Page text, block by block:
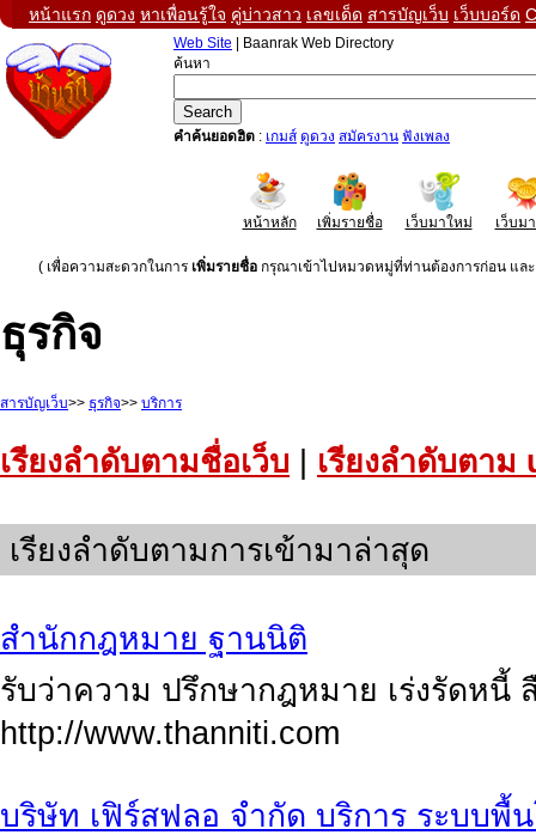
หน้าแรก ดูดวง หาเพื่อนรู้ใจ คู่บ่าวสาว เลขเด็ด สารบัญเว็บ เว็บบอร์ด
Web Site | Baanrak Web Directory
ค้นหา
คำค้นยอดฮิต : เกมส์ ดูดวง สมัครงาน ฟังเพลง
หน้าหลัก เพิ่มรายชื่อ เว็บมาใหม่ เว็บม
( เพื่อความสะดวกในการ เพิ่มรายชื่อ กรุณาเข้าไปหมวดหมู่ที่ท่านต้องการก่อน แล
ธุรกิจ
สารบัญเว็บ>> ธุรกิจ>> บริการ
เรียงลำดับตามชื่อเว็บ เรียงลำดับตาม
เรียงลำดับตามการเข้ามาล่าสุด
สำนักกฎหมาย ฐานนิติ
รับว่าความ ปรึกษากฎหมาย เร่งรัดหนี้
http://www.thanniti.com
บริษัท เฟิร์สฟลอ จำกัด บริการ ระบบพื้